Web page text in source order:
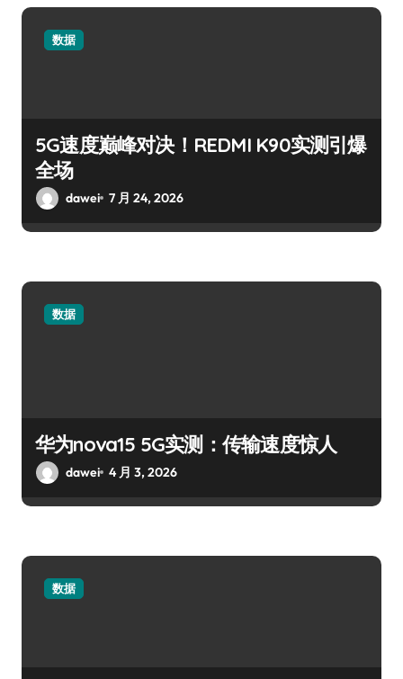
数据
5G速度巅峰对决！REDMI K90实测引爆
全场
dawei 7 月 24, 2026
数据
华为nova15 5G实测：传输速度惊人
dawei 4 月 3, 2026
数据